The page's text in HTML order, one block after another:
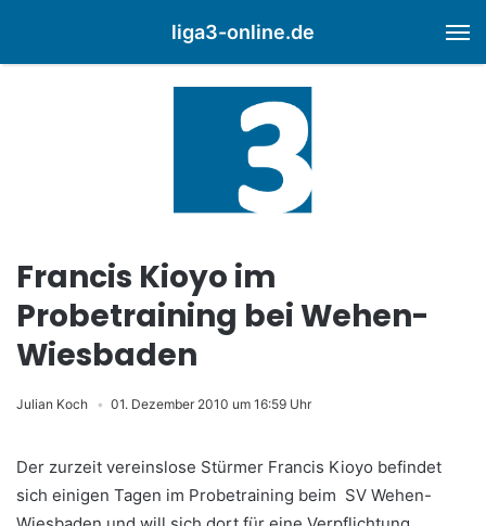
liga3-online.de
Francis Kioyo im
Probetraining bei Wehen-
Wiesbaden
Julian Koch 01. Dezember 2010 um 16:59 Uhr
Der zurzeit vereinslose Stürmer Francis Kioyo befindet
sich einigen Tagen im Probetraining beim SV Wehen-